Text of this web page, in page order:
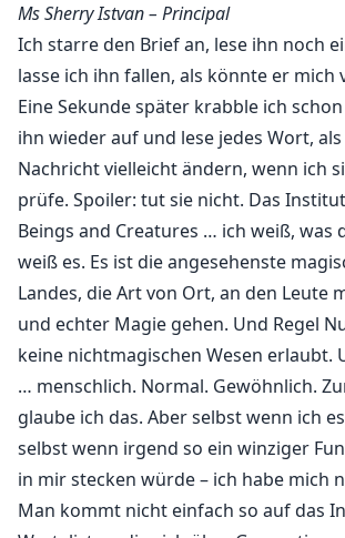
Ms Sherry Istvan – Principal
Ich starre den Brief an, lese ihn noch
lasse ich ihn fallen, als könnte er mich
Eine Sekunde später krabble ich
ihn wieder auf und lese jedes Wort,
Nachricht vielleicht ändern, wenn ich
prüfe. Spoiler: tut sie nicht. Das
Beings and Creatures … ich weiß, was
weiß es. Es ist die angesehenste
Landes, die Art von Ort, an den Leute
und echter Magie gehen. Und Regel
keine nichtmagischen Wesen erlaubt.
… menschlich. Normal. Gewöhnlich.
glaube ich das. Aber selbst wenn ich
selbst wenn irgend so ein winziger
in mir stecken würde – ich habe mich
Man kommt nicht einfach so auf das